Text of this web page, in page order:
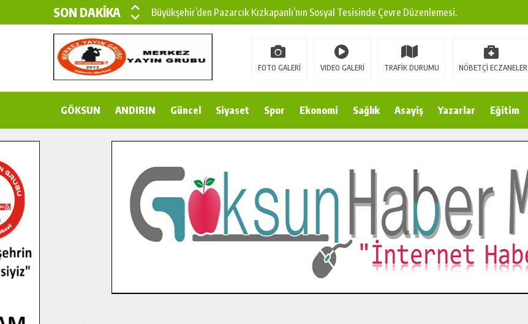
SON DAKİKA
Büyükşehir’den Pazarcık Kızkapanlı’nın Sosyal Tesisinde Çevre Düzenlemesi.
Büyükşehir’den Pazarcık Kırsalına Modern Ulaşım Yatırımı.
Çin’den KSÜ’ye Uluslararası Başarı: Edinilen Bilgi Türk Tarımına Katkı Sağlayacak.
Gençler Pusula Maraş Kampında Yeni Medya ve Fotoğrafçılığı Keşfetti.
İlçe Jandarma Komutanı Karakaya’dan Başkan Cüce’ye Veda Ziyareti.
Bertiz’in Yeni Köprüsünde Sona Doğru.
FOTO GALERİ VIDEO GALERİ TRAFİK DURUMU NÖBETÇİ ECZANELER
GÖKSUN ANDIRIN Güncel Siyaset Spor Ekonomi Sağlık Asayiş Yazarlar Eğitim